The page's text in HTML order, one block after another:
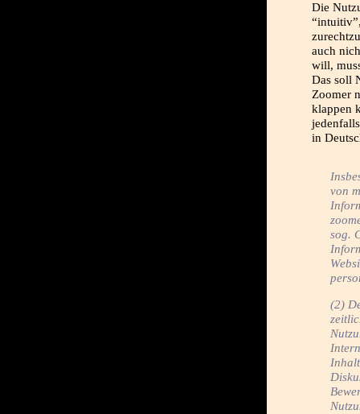
Die
auch
will,
Das soll
Zoomer
klappen
in
von
sog.
(2)